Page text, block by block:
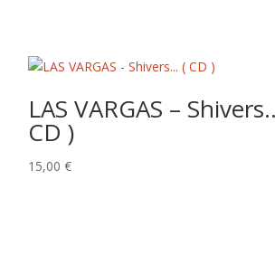
LAS VARGAS –
CD )
15,00€